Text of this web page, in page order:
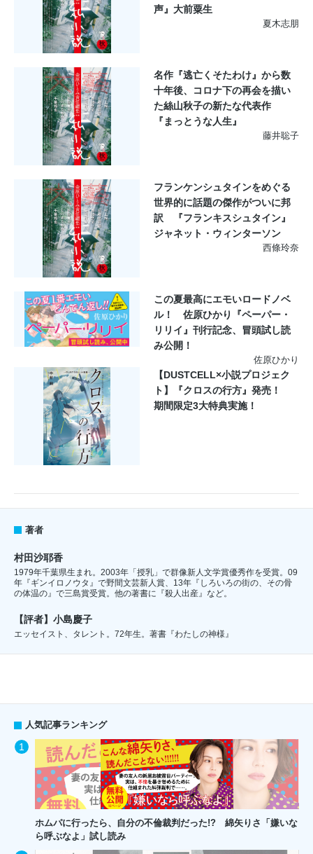
声』大前粟生
夏木志朋
名作『逃亡くそたわけ』から数
十年後、コロナ下の再会を描い
た絲山秋子の新たな代表作
『まっとうな人生』
藤井聡子
フランケンシュタインをめぐる
世界的に話題の傑作がついに邦
訳 『フランキスシュタイン』
ジャネット・ウィンターソン
西條玲奈
この夏最高にエモいロードノベ
ル！ 佐原ひかり『ペーパー・
リリイ』刊行記念、冒頭試し読
み公開！
佐原ひかり
【DUSTCELL×小説プロジェク
ト】『クロスの行方』発売！
期間限定3大特典実施！
著者
村田沙耶香
1979年千葉県生まれ。2003年「授乳」で群像新人文学賞優秀作を受賞。09
年『ギンイロノウタ』で野間文芸新人賞、13年『しろいろの街の、その骨
の体温の』で三島賞受賞。他の著書に『殺人出産』など。
【評者】小島慶子
エッセイスト、タレント。72年生。著書『わたしの神様』
人気記事ランキング
ホムパに行ったら、自分の不倫裁判だった!? 綿矢りさ「嫌いな
ら呼ぶなよ」試し読み